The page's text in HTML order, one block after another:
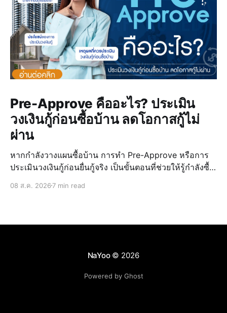
Pre-Approve คืออะไร? ประเมิน
วงเงินกู้ก่อนซื้อบ้าน ลดโอกาสกู้ไม่
ผ่าน
หากกำลังวางแผนซื้อบ้าน การทำ Pre-Approve หรือการ
ประเมินวงเงินกู้ก่อนยื่นกู้จริง เป็นขั้นตอนที่ช่วยให้รู้กำลังซื้อ
ในการกู้ไม่ผ่านเมื่อเจอบ้านที่ถูกใจ การรู้วงเงินล่วงหน้ายัง
08 ส.ค. 2026 7 min read
NaYoo© 2026
Powered by Ghost